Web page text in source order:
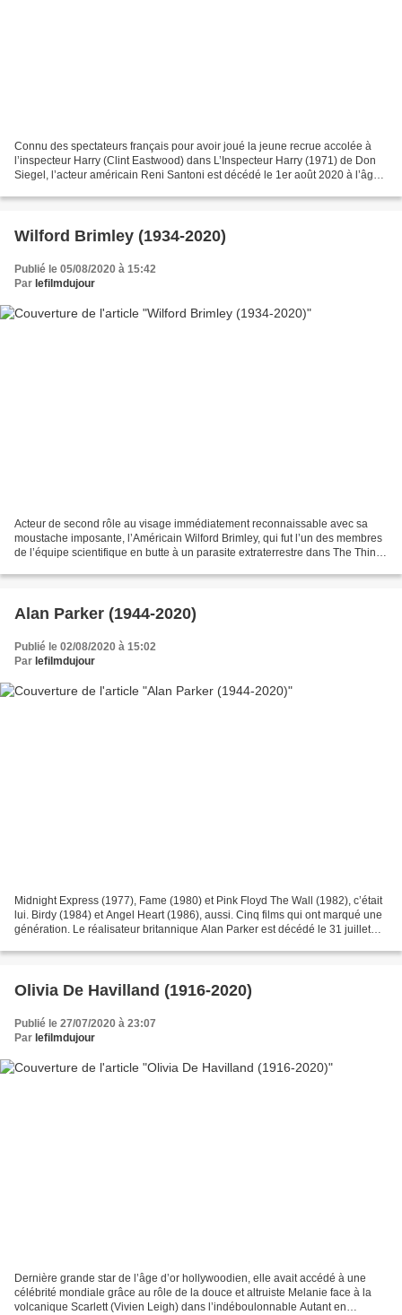
Connu des spectateurs français pour avoir joué la jeune recrue accolée à
l’inspecteur Harry (Clint Eastwood) dans L’Inspecteur Harry (1971) de Don
Siegel, l’acteur américain Reni Santoni est décédé le 1er août 2020 à l’âge
Wilford Brimley (1934-2020)
Publié le 05/08/2020 à 15:42
Par lefilmdujour
Acteur de second rôle au visage immédiatement reconnaissable avec sa
moustache imposante, l’Américain Wilford Brimley, qui fut l’un des membres
de l’équipe scientifique en butte à un parasite extraterrestre dans The Thing
Alan Parker (1944-2020)
Publié le 02/08/2020 à 15:02
Par lefilmdujour
Midnight Express (1977), Fame (1980) et Pink Floyd The Wall (1982), c’était
lui. Birdy (1984) et Angel Heart (1986), aussi. Cinq films qui ont marqué une
génération. Le réalisateur britannique Alan Parker est décédé le 31 juillet
Olivia De Havilland (1916-2020)
Publié le 27/07/2020 à 23:07
Par lefilmdujour
Dernière grande star de l’âge d’or hollywoodien, elle avait accédé à une
célébrité mondiale grâce au rôle de la douce et altruiste Melanie face à la
volcanique Scarlett (Vivien Leigh) dans l’indéboulonnable Autant en